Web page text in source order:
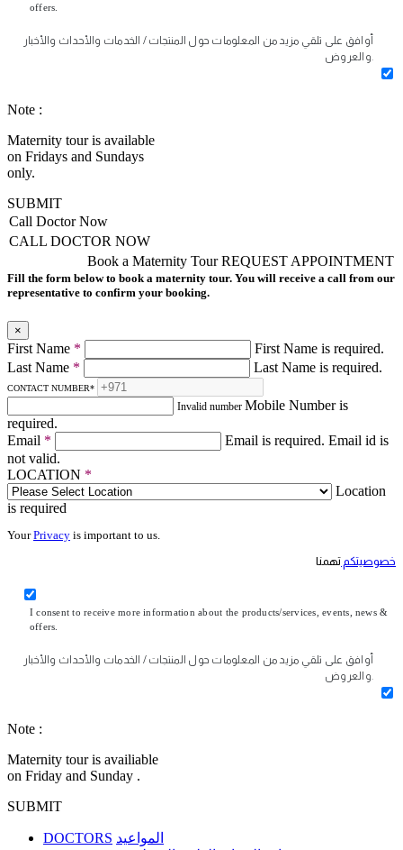
offers.
أوافق على تلقي مزيد من المعلومات حول المنتجات / الخدمات والأحداث والأخبار
والعروض.
Note :
Maternity tour is available
on Fridays and Sundays
only.
SUBMIT
Call Doctor Now
CALL DOCTOR NOW
REQUEST APPOINTMENT
Book a Maternity Tour
Fill the form below to book a maternity tour. You will receive a call from our
representative to confirm your booking.
×
First Name *
First Name is required.
Last Name * Last Name is required.
CONTACT NUMBER*
Invalid number Mobile Number is
required.
Email * Email is required. Email id is
not valid.
LOCATION *
Location
is required
YourPrivacy is important to us.
خصوصيتكم تهمنا
I consent to receive more information about the products/services, events, news &
offers.
أوافق على تلقي مزيد من المعلومات حول المنتجات / الخدمات والأحداث والأخبار
Note :
Maternity tour is availiable
on Friday and Sunday .
SUBMIT
DOCTORS المواعيد